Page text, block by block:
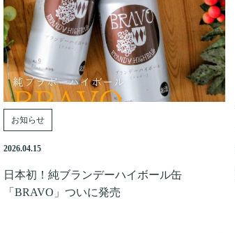
お知らせ
2026.04.15
日本初！純ブランデーハイボール缶
「BRAVO」ついに発売